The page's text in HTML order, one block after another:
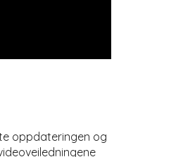
oppdateringen og